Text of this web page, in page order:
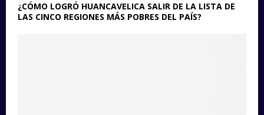
¿CÓMO LOGRÓ HUANCAVELICA SALIR DE LA LISTA DE
LAS CINCO REGIONES MÁS POBRES DEL PAÍS?